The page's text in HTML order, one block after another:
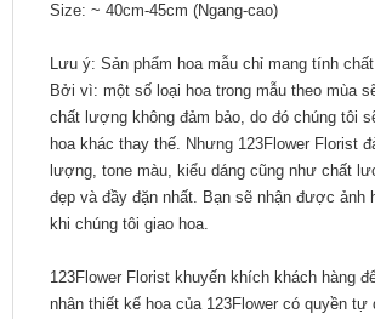
Size: ~ 40cm-45cm (Ngang-cao)
Lưu ý: Sản phẩm hoa mẫu chỉ mang tính
Bởi vì: một số loại hoa trong mẫu theo mùa
chất lượng không đảm bảo, do đó chúng tôi
hoa khác thay thế. Nhưng 123Flower Florist
lượng, tone màu, kiểu dáng cũng như chất
đẹp và đầy đặn nhất. Bạn sẽ nhận được ảnh
khi chúng tôi giao hoa.
123Flower Florist khuyến khích khách hàng
nhân thiết kế hoa của 123Flower có quyền tự